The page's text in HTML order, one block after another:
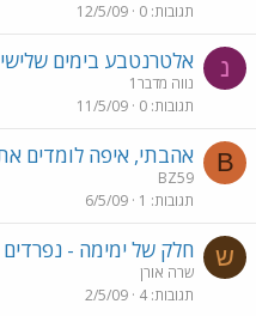
תגובות 0
12/5/09
נ אלטרנטבע בימים שלישי
נווה מדבר1
תגובות 0
11/5/09
B אהבתי, איפה לומדים
BZ59
תגובות 1
6/5/09
ש חלק של ימימה - נפרדים
שרה אורן
תגובות 4
2/5/09